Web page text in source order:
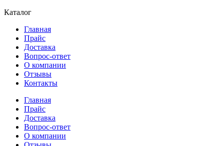
Каталог
Главная
Прайс
Доставка
Вопрос-ответ
О компании
Отзывы
Контакты
Главная
Прайс
Доставка
Вопрос-ответ
О компании